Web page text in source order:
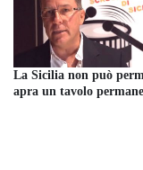
La Sicilia non può
apra un tavolo